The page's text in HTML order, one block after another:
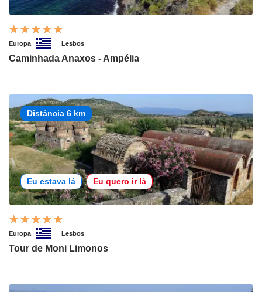
Europa Lesbos
Caminhada Anaxos - Ampélia
Distância 6 km
Eu estava lá Eu quero ir lá
Europa Lesbos
Tour de Moni Limonos